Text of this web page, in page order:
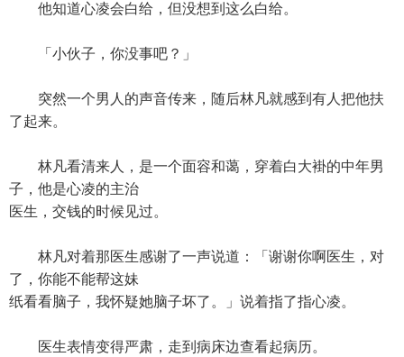
他知道心凌会白给，但没想到这么白给。
「小伙子，你没事吧？」
突然一个男人的声音传来，随后林凡就感到有人把他扶
了起来。
林凡看清来人，是一个面容和蔼，穿着白大褂的中年男
子，他是心凌的主治
医生，交钱的时候见过。
林凡对着那医生感谢了一声说道：「谢谢你啊医生，对
了，你能不能帮这妹
纸看看脑子，我怀疑她脑子坏了。」说着指了指心凌。
医生表情变得严肃，走到病床边查看起病历。